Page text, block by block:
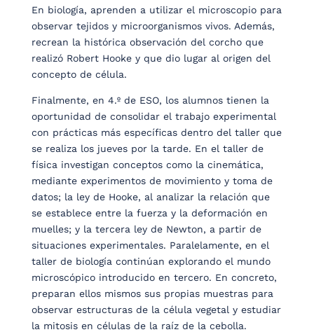
En biología, aprenden a utilizar el microscopio para
observar tejidos y microorganismos vivos. Además,
recrean la histórica observación del corcho que
realizó Robert Hooke y que dio lugar al origen del
concepto de célula.
Finalmente, en 4.º de ESO, los alumnos tienen la
oportunidad de consolidar el trabajo experimental
con prácticas más específicas dentro del taller que
se realiza los jueves por la tarde. En el taller de
física investigan conceptos como la cinemática,
mediante experimentos de movimiento y toma de
datos; la ley de Hooke, al analizar la relación que
se establece entre la fuerza y la deformación en
muelles; y la tercera ley de Newton, a partir de
situaciones experimentales. Paralelamente, en el
taller de biología continúan explorando el mundo
microscópico introducido en tercero. En concreto,
preparan ellos mismos sus propias muestras para
observar estructuras de la célula vegetal y estudiar
la mitosis en células de la raíz de la cebolla.